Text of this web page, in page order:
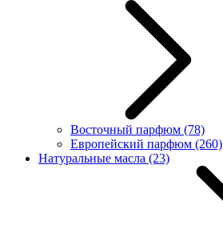
Восточный парфюм (78)
Европейский парфюм (260)
Натуральные масла (23)